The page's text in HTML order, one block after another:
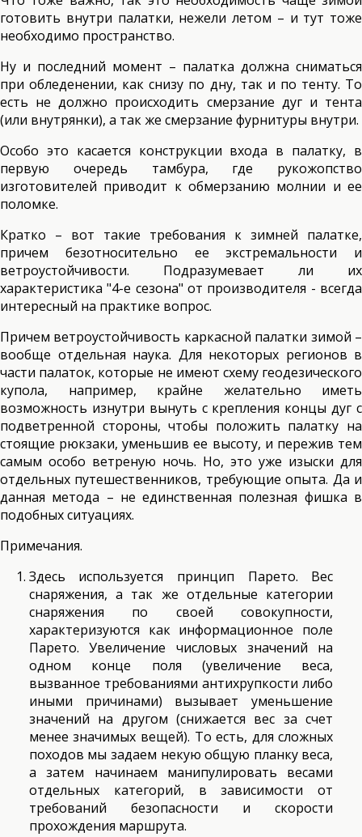
готовить внутри палатки, нежели летом – и тут тоже
необходимо пространство.
Ну и последний момент – палатка должна сниматься
при обледенении, как снизу по дну, так и по тенту. То
есть не должно происходить смерзание дуг и тента
(или внутрянки), а так же смерзание фурнитуры внутри.
Особо это касается конструкции входа в палатку, в
первую очередь тамбура, где рукожопство
изготовителей приводит к обмерзанию молнии и ее
поломке.
Кратко – вот такие требования к зимней палатке,
причем безотносительно ее экстремальности и
ветроустойчивости. Подразумевает ли их
характеристика "4-е сезона" от производителя - всегда
интересный на практике вопрос.
Причем ветроустойчивость каркасной палатки зимой –
вообще отдельная наука. Для некоторых регионов в
части палаток, которые не имеют схему геодезического
купола, например, крайне желательно иметь
возможность изнутри вынуть с крепления концы дуг с
подветренной стороны, чтобы положить палатку на
стоящие рюкзаки, уменьшив ее высоту, и пережив тем
самым особо ветреную ночь. Но, это уже изыски для
отдельных путешественников, требующие опыта. Да и
данная метода – не единственная полезная фишка в
подобных ситуациях.
Примечания.
Здесь используется принцип Парето. Вес
снаряжения, а так же отдельные категории
снаряжения по своей совокупности,
характеризуются как информационное поле
Парето. Увеличение числовых значений на
одном конце поля (увеличение веса,
вызванное требованиями антихрупкости либо
иными причинами) вызывает уменьшение
значений на другом (снижается вес за счет
менее значимых вещей). То есть, для сложных
походов мы задаем некую общую планку веса,
а затем начинаем манипулировать весами
отдельных категорий, в зависимости от
требований безопасности и скорости
прохождения маршрута.